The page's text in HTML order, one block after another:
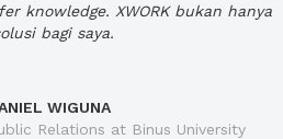
knowledge. XWORK bukan hanya
bagi saya.
WIGUNA
Relations at Binus University